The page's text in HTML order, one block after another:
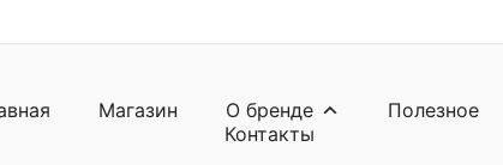
Магазин О бренде Полезное
Контакты